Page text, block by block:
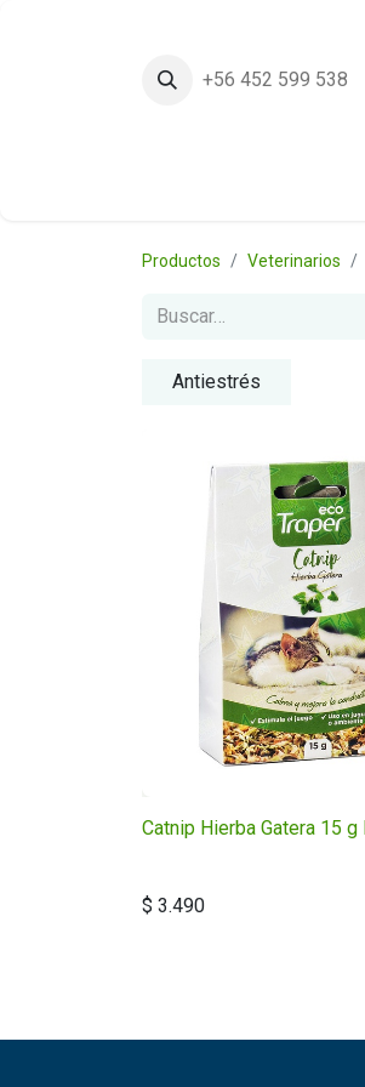
+56 452 599 538
Productos Veterinarios
Antiestrés
Catnip Hierba Gatera 15 g
$ 3.490